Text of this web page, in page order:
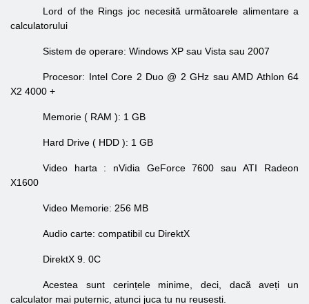
Lord of the Rings joc necesită următoarele alimentare a
calculatorului
Sistem de operare: Windows XP sau Vista sau 2007
Procesor: Intel Core 2 Duo @ 2GHz sau AMD Athlon 64
X2 4000 +
Memorie ( RAM): 1 GB
Hard Drive ( HDD): 1 GB
Video harta : nVidia GeForce 7600 sauATI Radeon
X1600
Video Memorie: 256 MB
Audiocarte: compatibil cu DirektX
DirektX 9. 0C
Acestea sunt cerințele minime, deci, dacă aveți un
calculator mai puternic, atunci juca tu nu reusesti.